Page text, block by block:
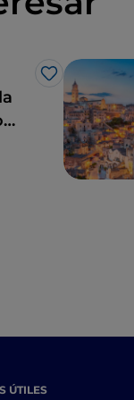
Me gusta
ÚTILES